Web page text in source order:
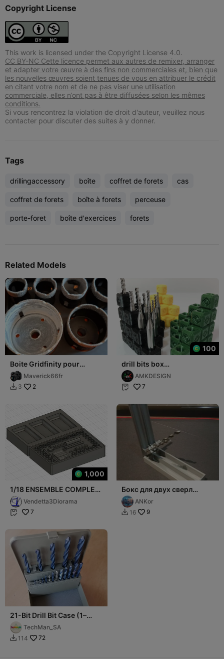
Copyright License
This work is licensed under the Copyright License 4.0.
CC BY-NC Cette licence permet aux autres de remixer, arranger
et adapter votre œuvre à des fins non commerciales et, bien que
les nouvelles œuvres soient tenues de vous en attribuer le crédit
en citant votre nom et de ne pas viser une utilisation
commerciale, elles n’ont pas à être diffusées selon les mêmes
conditions.
Si vous rencontrez la violation de droit d'auteur, veuillez nous
contacter pour discuter des suites à y donner.
Tags
drillingaccessory boîte coffret de forets cas
coffret de forets boîte à forets perceuse
porte-foret boîte d'exercices forets
Related Models
Boite Gridfinity pour
trépans Parkside M14
Maverick66fr
 3 2
100
drill bits box
(3,4,5,6,8,9,10 mm )
AMKDESIGN
 7
1,000
1/18 ENSEMBLE COMPLET
COFFRE OUTIL /
COMPLETE TOOL BOX SET
Vendetta3Diorama
 7
Бокс для двух сверл
диаметром 5,6 мм длиной
ANKor
 16 9
21-Bit Drill Bit Case (1–
13mm) with Automatic lift
TechMan_SA
 114 72